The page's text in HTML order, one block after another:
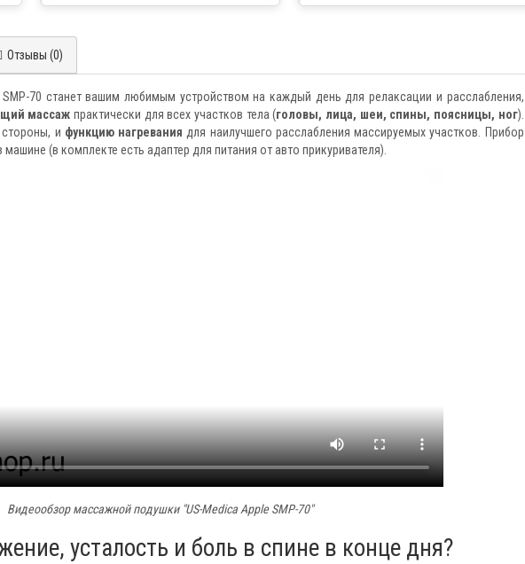
Отзывы (0)
70 станет вашим любимым устройством на каждый день для релаксации и расслабления,
массаж практически для всех участков тела (головы, лица, шеи, спины, поясницы, ног).
и функцию нагревания для наилучшего расслабления массируемых участков. Прибор
(в комплекте есть адаптер для питания от авто прикуривателя).
Видеообзор массажной подушки "US-Medica Apple SMP-70"
усталость и боль в спине в конце дня?